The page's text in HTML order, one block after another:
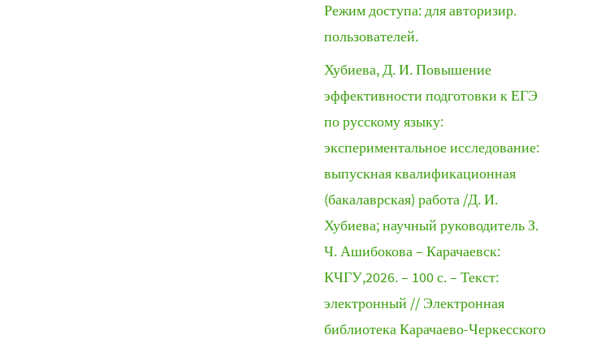
Режим доступа: для авторизир.
пользователей.
Хубиева, Д. И. Повышение
эффективности подготовки к ЕГЭ
по русскому языку:
экспериментальное исследование:
выпускная квалификационная
(бакалаврская) работа /Д. И.
Хубиева; научный руководитель З.
Ч. Ашибокова – Карачаевск:
КЧГУ,2026. – 100 с. – Текст:
электронный // Электронная
библиотека Карачаево-Черкесского